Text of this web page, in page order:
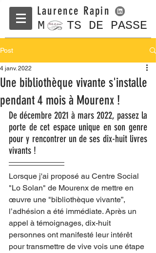
Laurence Rapin
M TS DE PASSE
Post
Une bibliothèque vivante s'installe
pendant 4 mois à Mourenx !
4 janv. 2022
De décembre 2021 à mars 2022, passez la
porte de cet espace unique en son genre
pour y rencontrer un de ses dix-huit livres
vivants !
Lorsque j'ai proposé au Centre Social
"Lo Solan" de Mourenx de mettre en
œuvre une "bibliothèque vivante”,
l’adhésion a été immédiate. Après un
appel à témoignages, dix-huit
personnes ont manifesté leur intérêt
pour transmettre de vive vois une étape